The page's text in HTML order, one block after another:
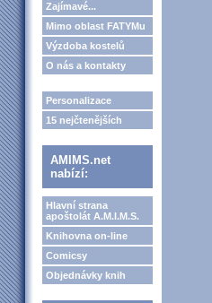
Zajímavé...
Mimo oblast FATYMu
Výzdoba kostelů
O nás a kontakty
Personalizace
15 nejčtenějších
AMIMS.net
nabízí:
Hlavní strana
apoštolát A.M.I.M.S.
Knihovna on-line
Comicsy
Objednávky knih